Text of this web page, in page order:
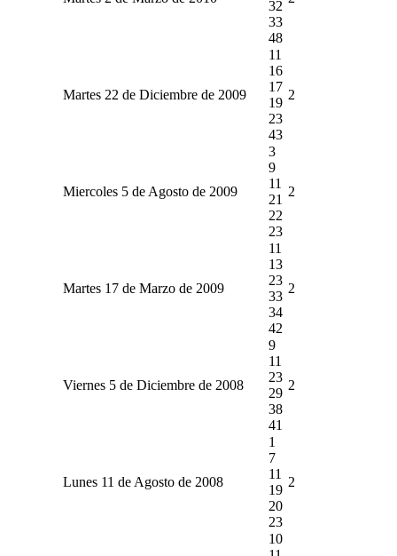
32
33
48
Martes 22 de Diciembre de 2009
11
16
17
19
23
43
2
Miercoles 5 de Agosto de 2009
3
9
11
21
22
23
2
Martes 17 de Marzo de 2009
11
13
23
33
34
42
2
Viernes 5 de Diciembre de 2008
9
11
23
29
38
41
2
Lunes 11 de Agosto de 2008
1
7
11
19
20
23
2
10